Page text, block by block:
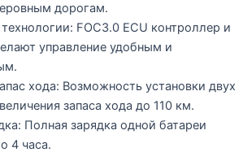
дорогам.
FOC3.0 ECU контроллер и
управление удобным и
хода: Возможность установки двух
запаса хода до 110 км.
Полная зарядка одной батареи
4 часа.